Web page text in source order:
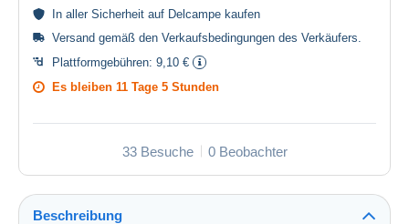
In aller Sicherheit auf Delcampe kaufen
Versand gemäß den Verkaufsbedingungen des Verkäufers
Plattformgebühren: 9,10 €
Es bleiben 11 Tage 5 Stunden
33 Besuche 0 Beobachter
Beschreibung